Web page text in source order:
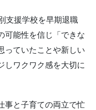
支援学校を早期退職
可能性を信じ「できな
っていたことや新しい
しワクワク感を大切に
事と子育ての両立で忙